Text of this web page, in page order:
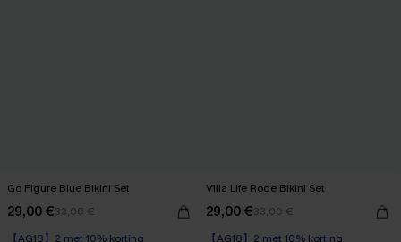
Go Figure Blue Bikini Set
29,00 €33,00 €
【AG18】2 met 10% korting
Villa Life Rode Bikini Set
29,00 €33,00 €
【AG18】2 met 10% korting